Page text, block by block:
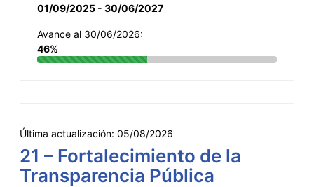
01/09/2025 - 30/06/2027
Avance al 30/06/2026:
46%
Última actualización: 05/08/2026
21 – Fortalecimiento de la
Transparencia Pública